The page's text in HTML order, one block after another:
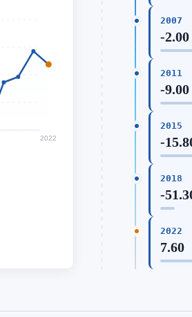
2022
2007
-2.00
2011
-9.00
2015
-
2018
-
2022
7.60